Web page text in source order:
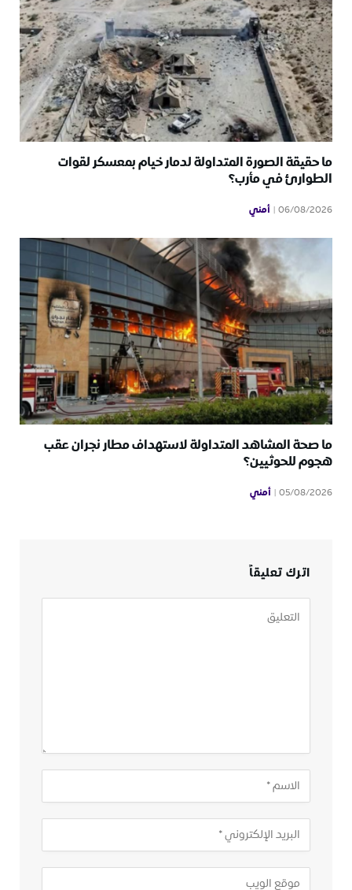
ما حقيقة الصورة المتداولة لدمار خيام بمعسكر لقوات
الطوارئ في مأرب؟
06/08/2026 أمني
ما صحة المشاهد المتداولة لاستهداف مطار نجران عقب
هجوم للحوثيين؟
05/08/2026 أمني
اترك تعليقاً